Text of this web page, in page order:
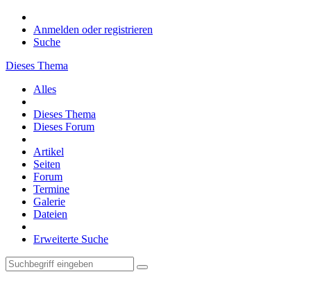
Anmelden oder registrieren
Suche
Dieses Thema
Alles
Dieses Thema
Dieses Forum
Artikel
Seiten
Forum
Termine
Galerie
Dateien
Erweiterte Suche